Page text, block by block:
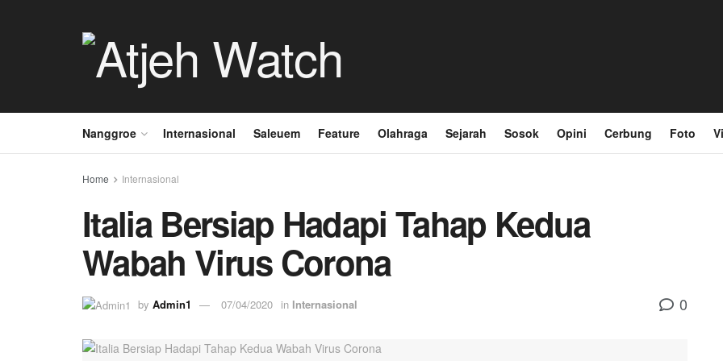
Nanggroe Internasional Saleuem Feature Olahraga Sejarah Sosok Opini Cerbung Foto
Home Internasional
Italia Bersiap Hadapi Tahap Kedua
Wabah Virus Corona
by Admin1 07/04/2020 in Internasional 0